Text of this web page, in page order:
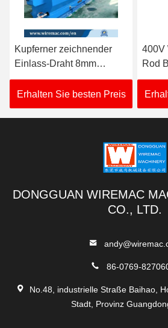
Kupferner zeichnender
Einlass-Draht 8mm
0.4MPa Rod Breakdown
Machines 20m/S
Erhalten Sie besten Preis
400V
Rod
DONGGUAN WIREMAC
CO., LTD.
86-0769-
No.48, industrielle Straße Baihao,
Stadt, Provinz